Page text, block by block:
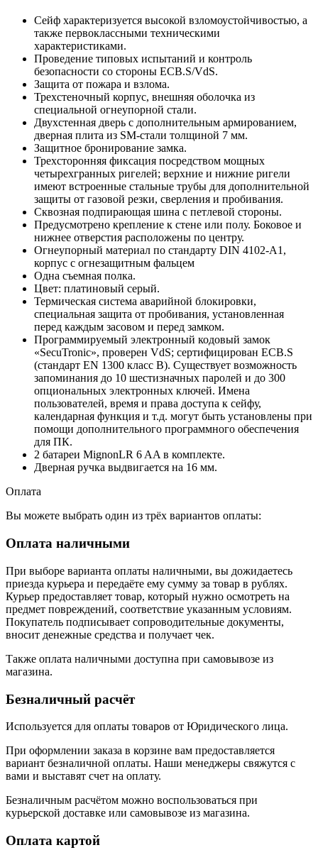
Cейф характеризуется высокой взломоустойчивостью, а
также первоклассными техническими
характеристиками.
Проведение типовых испытаний и контроль
безопасности со стороны ECB.S/VdS.
Защита от пожара и взлома.
Трехстеночный корпус, внешняя оболочка из
специальной огнеупорной стали.
Двухстенная дверь с дополнительным армированием,
дверная плита из SM-стали толщиной 7 мм.
Защитное бронирование замка.
Трехсторонняя фиксация посредством мощных
четырехгранных ригелей; верхние и нижние ригели
имеют встроенные стальные трубы для дополнительной
защиты от газовой резки, сверления и пробивания.
Сквозная подпирающая шина с петлевой стороны.
Предусмотрено крепление к стене или полу. Боковое и
нижнее отверстия расположены по центру.
Огнеупорный материал по стандарту DIN 4102-A1,
корпус с огнезащитным фальцем
Одна съемная полка.
Цвет: платиновый серый.
Термическая система аварийной блокировки,
специальная защита от пробивания, установленная
перед каждым засовом и перед замком.
Программируемый электронный кодовый замок
«SecuTronic», проверен VdS; сертифицирован ECB.S
(стандарт EN 1300 класс B). Существует возможность
запоминания до 10 шестизначных паролей и до 300
опциональных электронных ключей. Имена
пользователей, время и права доступа к сейфу,
календарная функция и т.д. могут быть установлены при
помощи дополнительного программного обеспечения
для ПК.
2 батареи MignonLR 6 AA в комплекте.
Дверная ручка выдвигается на 16 мм.
Оплата
Вы можете выбрать один из трёх вариантов оплаты:
Оплата наличными
При выборе варианта оплаты наличными, вы дожидаетесь
приезда курьера и передаёте ему сумму за товар в рублях.
Курьер предоставляет товар, который нужно осмотреть на
предмет повреждений, соответствие указанным условиям.
Покупатель подписывает сопроводительные документы,
вносит денежные средства и получает чек.
Также оплата наличными доступна при самовывозе из
магазина.
Безналичный расчёт
Используется для оплаты товаров от Юридического лица.
При оформлении заказа в корзине вам предоставляется
вариант безналичной оплаты. Наши менеджеры свяжутся с
вами и выставят счет на оплату.
Безналичным расчётом можно воспользоваться при
курьерской доставке или самовывозе из магазина.
Оплата картой